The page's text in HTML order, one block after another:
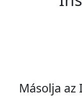
Másolja az